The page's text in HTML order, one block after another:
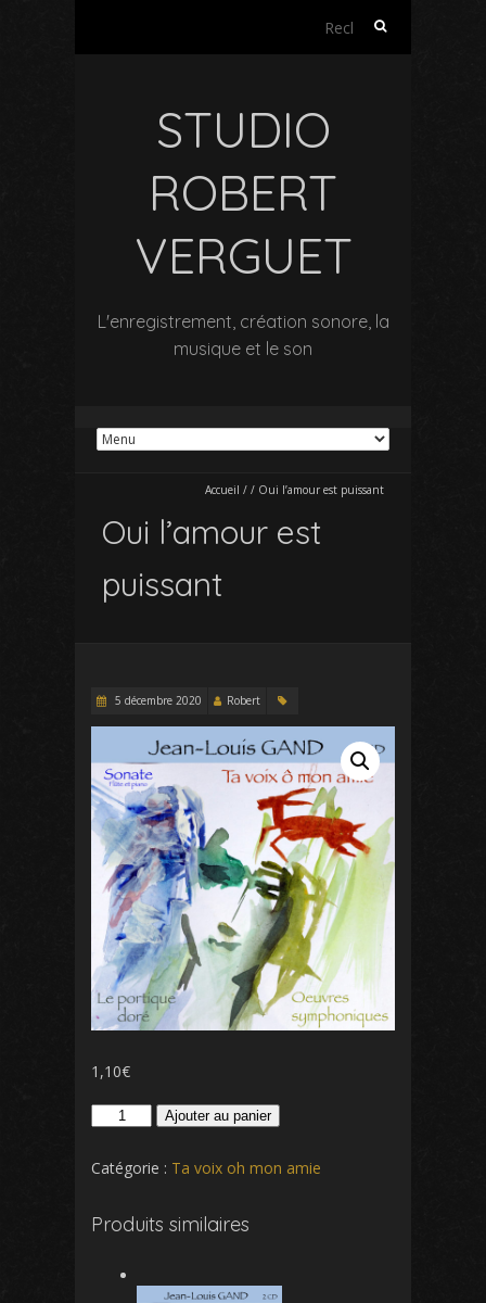
Rechercher :
STUDIO
ROBERT
VERGUET
L'enregistrement, création sonore, la
musique et le son
Accueil / / Oui l’amour est puissant
Oui l’amour est
puissant
5 décembre 2020 Robert
1,10€
quantité
Oui
puissant
Ajouter au panier
Catégorie : Ta voix oh mon amie
Produits similaires